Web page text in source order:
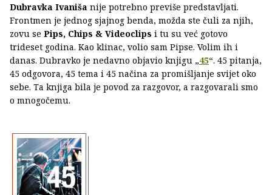
Dubravka Ivaniša nije potrebno previše predstavljati.
Frontmen je jednog sjajnog benda, možda ste čuli za njih,
zovu se Pips, Chips & Videoclips i tu su već gotovo
trideset godina. Kao klinac, volio sam Pipse. Volim ih i
danas. Dubravko je nedavno objavio knjigu „45“. 45 pitanja,
45 odgovora, 45 tema i 45 načina za promišljanje svijet oko
sebe. Ta knjiga bila je povod za razgovor, a razgovarali smo
o mnogočemu.